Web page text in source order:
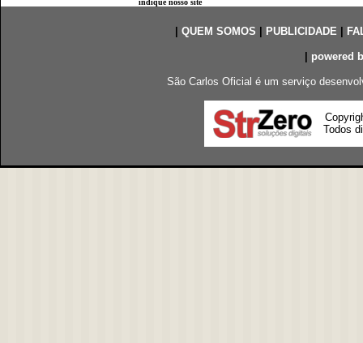
indique nosso site
QUEM SOMOS PUBLICIDADE|
powered
São Carlos Oficial é um serviço
Todos